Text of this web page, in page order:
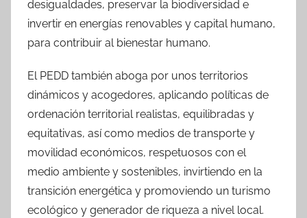
desigualdades, preservar la biodiversidad e
invertir en energías renovables y capital humano,
para contribuir al bienestar humano.
El PEDD también aboga por unos territorios
dinámicos y acogedores, aplicando políticas de
ordenación territorial realistas, equilibradas y
equitativas, así como medios de transporte y
movilidad económicos, respetuosos con el
medio ambiente y sostenibles, invirtiendo en la
transición energética y promoviendo un turismo
ecológico y generador de riqueza a nivel local.